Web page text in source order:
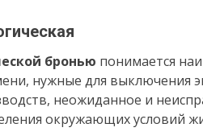
бронью понимается
нужные для выключения
неожиданное и
окружающих условий